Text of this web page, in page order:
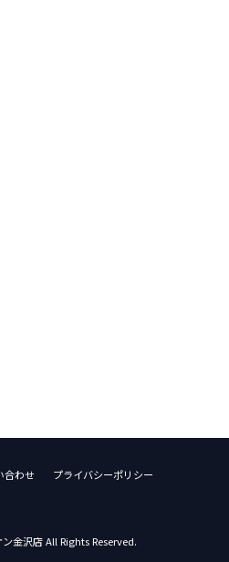
合わせ プライバシーポリシー
金沢店 All Rights Reserved.